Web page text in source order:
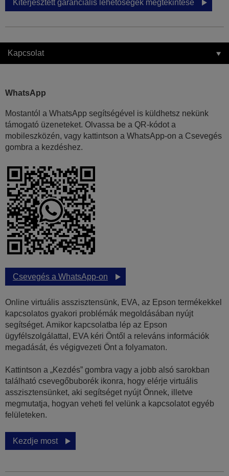
Kiterjesztett garanciális lehetőségek megtekintése
Kapcsolat
WhatsApp
Mostantól a WhatsApp segítségével is küldhetsz nekünk
támogató üzeneteket. Olvassa be a QR-kódot a
mobileszközén, vagy kattintson a WhatsApp-on a Csevegés
gombra a kezdéshez.
Csevegés a WhatsApp-on
Online virtuális asszisztensünk, EVA, az Epson termékekkel
kapcsolatos gyakori problémák megoldásában nyújt
segítséget. Amikor kapcsolatba lép az Epson
ügyfélszolgálattal, EVA kéri Öntől a releváns információk
megadását, és végigvezeti Önt a folyamaton.
Kattintson a „Kezdés” gombra vagy a jobb alsó sarokban
található csevegőbuborék ikonra, hogy elérje virtuális
asszisztensünket, aki segítséget nyújt Önnek, illetve
megmutatja, hogyan veheti fel velünk a kapcsolatot egyéb
felületeken.
Kezdje most